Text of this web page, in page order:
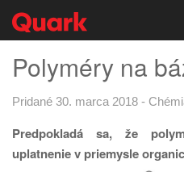
Polyméry na
Pridané 30. marca 2018 -
Predpokladá sa, že
uplatnenie v priemysle